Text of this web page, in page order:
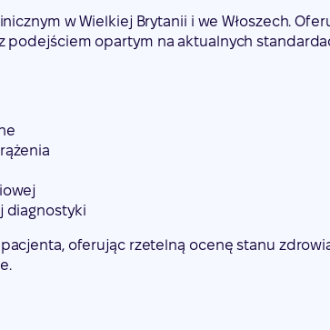
w Wielkiej Brytanii i we Włoszech.
podejściem opartym na aktualnych
diagnostyki
oferując rzetelną ocenę stanu